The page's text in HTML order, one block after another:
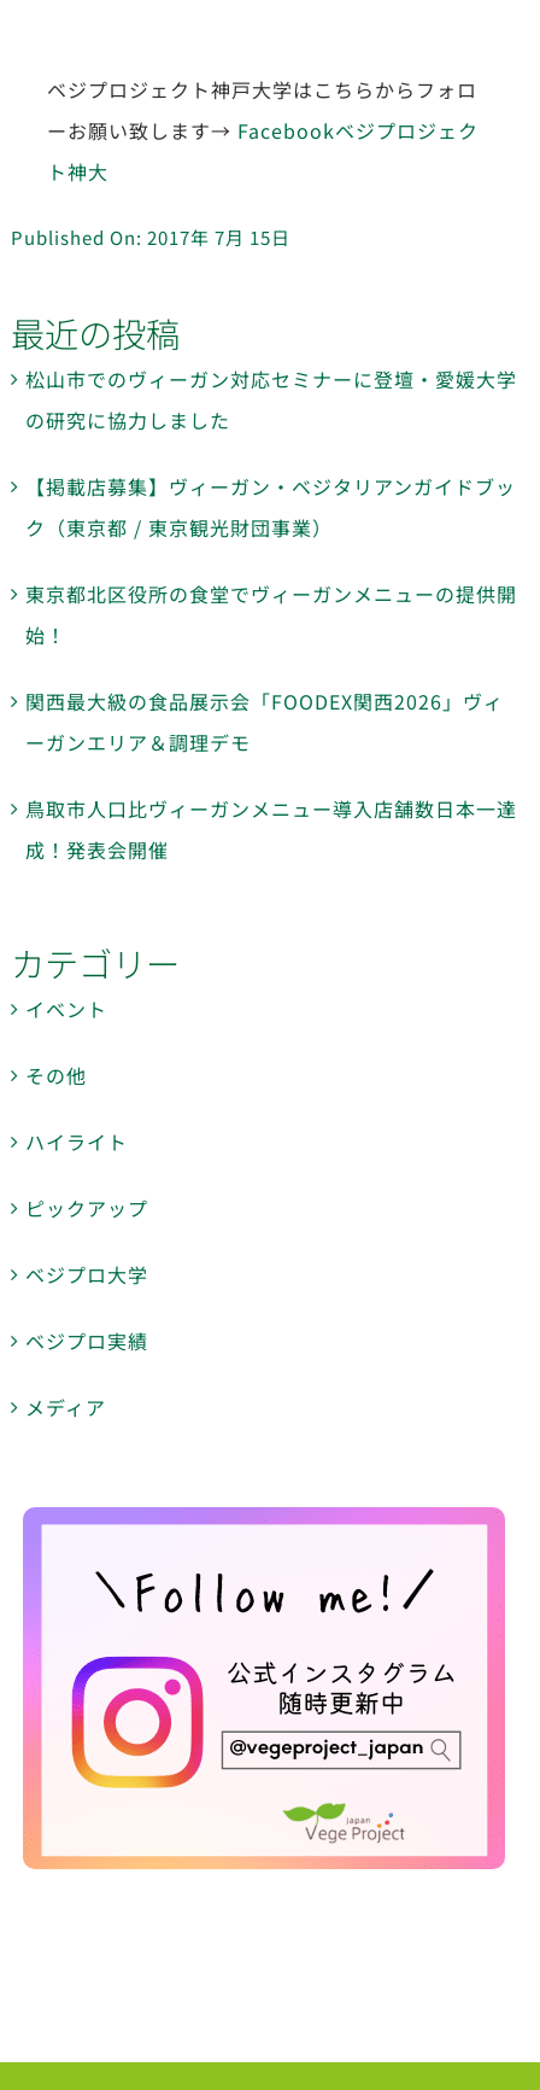
ベジプロジェクト神戸大学はこちらからフォロ
ーお願い致します→ Facebookベジプロジェク
ト神大
Published On: 2017年 7月 15日
最近の投稿
松山市でのヴィーガン対応セミナーに登壇・愛媛大学
の研究に協力しました
【掲載店募集】ヴィーガン・ベジタリアンガイドブッ
ク（東京都 / 東京観光財団事業）
東京都北区役所の食堂でヴィーガンメニューの提供開
始！
関西最大級の食品展示会「FOODEX関西2026」ヴィ
ーガンエリア＆調理デモ
鳥取市人口比ヴィーガンメニュー導入店舗数日本一達
成！発表会開催
カテゴリー
イベント
その他
ハイライト
ピックアップ
ベジプロ大学
ベジプロ実績
メディア